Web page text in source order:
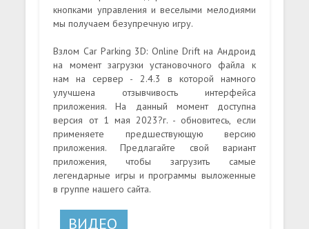
кнопками управления и веселыми мелодиями
мы получаем безупречную игру.
Взлом Car Parking 3D: Online Drift на Андроид
на момент загрузки установочного файла к
нам на сервер - 2.4.3 в которой намного
улучшена отзывчивость интерфейса
приложения. На данный момент доступна
версия от 1 мая 2023?г. - обновитесь, если
применяете предшествующую версию
приложения. Предлагайте свой вариант
приложения, чтобы загрузить самые
легендарные игры и программы выложенные
в группе нашего сайта.
ВИДЕО